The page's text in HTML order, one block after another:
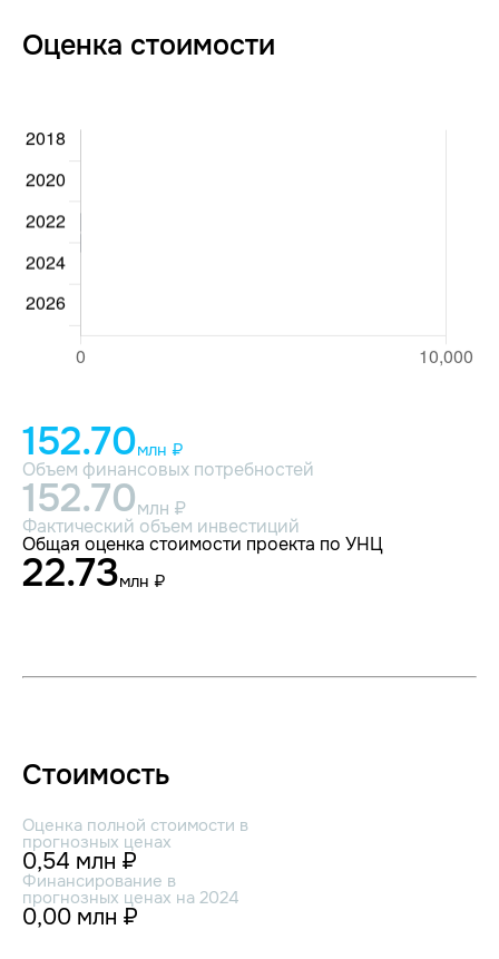
Оценка стоимости
152.70млн ₽
Объем финансовых потребностей
152.70млн ₽
Фактический объем инвестиций
Общая оценка стоимости проекта по УНЦ
22.73млн ₽
Стоимость
Оценка полной стоимости в
прогнозных ценах
0,54 млн ₽
Финансирование в
прогнозных ценах на 2024
0,00 млн ₽